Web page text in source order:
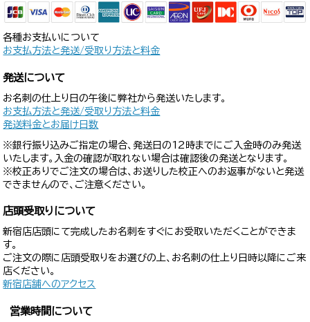
各種お支払いについて
お支払方法と発送/受取り方法と料金
発送について
お名刺の仕上り日の午後に弊社から発送いたします。
お支払方法と発送/受取り方法と料金
発送料金とお届け日数
※銀行振り込みご指定の場合、発送日の12時までにご入金時のみ発送
いたします。入金の確認が取れない場合は確認後の発送となります。
※校正ありでご注文の場合は、お送りした校正へのお返事がないと発送
できませんので、ご注意ください。
店頭受取りについて
新宿店店頭にて完成したお名刺をすぐにお受取いただくことができま
す。
ご注文の際に店頭受取りをお選びの上、お名刺の仕上り日時以降にご来
店ください。
新宿店舗へのアクセス
営業時間について